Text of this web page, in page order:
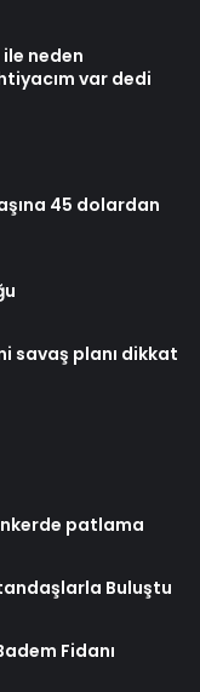
ile neden
var dedi
45 dolardan
savaş planı dikkat
patlama
Buluştu
Fidanı